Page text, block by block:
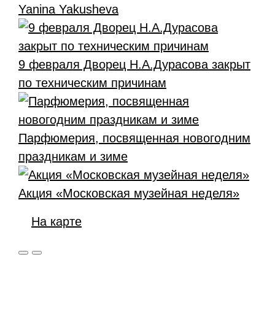
Yanina Yakusheva
9 февраля Дворец Н.А.Дурасова закрыт
по техническим причинам
Парфюмерия, посвященная новогодним
праздникам и зиме
Акция «Московская музейная неделя»
На карте